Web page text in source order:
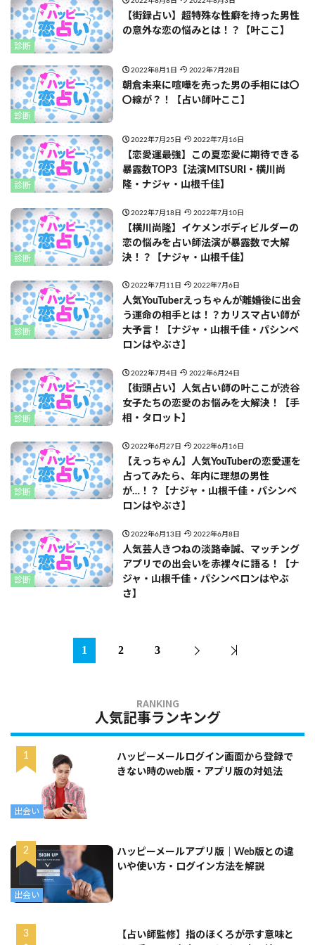
診断
【街録占い】超特殊な性癖を持った男性
の意外な恋の悩みとは！？【叶ここ】
診断
2022年8月1日 2022年7月28日
朝倉未来に喧嘩を売った男の手相には〇
〇線が？！【占い師叶ここ】
診断
2022年7月25日 2022年7月16日
【恋愛運最強】この夏恋愛に期待できる
暴露数TOP3【法演MITSURI・横川尚
隆・ナジャ・山根千佳】
診断
2022年7月18日 2022年7月10日
【横川尚隆】イケメンボディビルダーの
恋の悩みを占い師法演が暴露数で大解
決！？【ナジャ・山根千佳】
診断
2022年7月11日 2022年7月6日
人気YouTuberえっちゃんが離婚後に出会
う運命の相手とは！？カリスマ占い師が
大予言！【ナジャ・山根千佳・パシンペ
ロンはやぶさ】
診断
2022年7月4日 2022年6月24日
【街頭占い】人気占い師の叶ここが渋谷
女子たちの恋愛のお悩みを大解決！【手
相・タロット】
診断
2022年6月27日 2022年6月16日
【えっちゃん】人気YouTuberの恋愛運を
占ってみたら、年内に理想の男性
が…！？【ナジャ・山根千佳・パシンペ
ロンはやぶさ】
診断
2022年6月13日 2022年6月8日
人気芸人きつねの淡路幸誠、マッチング
アプリでの出会いを赤裸々に語る！【ナ
ジャ・山根千佳・パシンペロンはやぶ
さ】
1 2 3
人気記事ランキング
出会い
ハッピーメールログイン画面から登録で
きない時のweb版・アプリ版の対処法
出会い
ハッピーメールアプリ版｜Web版との違
いや使い方・ログイン方法を解説
【占い師監修】指のほくろが示す意味と